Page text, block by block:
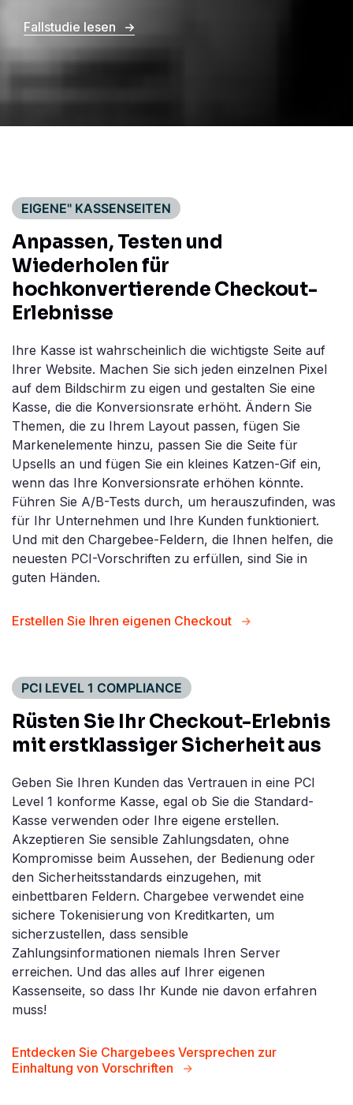
Fallstudie lesen
EIGENE" KASSENSEITEN
Anpassen, Testen und
Wiederholen für
hochkonvertierende Checkout-
Erlebnisse
Ihre Kasse ist wahrscheinlich die wichtigste Seite auf
Ihrer Website. Machen Sie sich jeden einzelnen Pixel
auf dem Bildschirm zu eigen und gestalten Sie eine
Kasse, die die Konversionsrate erhöht. Ändern Sie
Themen, die zu Ihrem Layout passen, fügen Sie
Markenelemente hinzu, passen Sie die Seite für
Upsells an und fügen Sie ein kleines Katzen-Gif ein,
wenn das Ihre Konversionsrate erhöhen könnte.
Führen Sie A/B-Tests durch, um herauszufinden, was
für Ihr Unternehmen und Ihre Kunden funktioniert.
Und mit den Chargebee-Feldern, die Ihnen helfen, die
neuesten PCI-Vorschriften zu erfüllen, sind Sie in
guten Händen.
Erstellen Sie Ihren eigenen Checkout
PCI LEVEL 1 COMPLIANCE
Rüsten Sie Ihr Checkout-Erlebnis
mit erstklassiger Sicherheit aus
Geben Sie Ihren Kunden das Vertrauen in eine PCI
Level 1 konforme Kasse, egal ob Sie die Standard-
Kasse verwenden oder Ihre eigene erstellen.
Akzeptieren Sie sensible Zahlungsdaten, ohne
Kompromisse beim Aussehen, der Bedienung oder
den Sicherheitsstandards einzugehen, mit
einbettbaren Feldern. Chargebee verwendet eine
sichere Tokenisierung von Kreditkarten, um
sicherzustellen, dass sensible
Zahlungsinformationen niemals Ihren Server
erreichen. Und das alles auf Ihrer eigenen
Kassenseite, so dass Ihr Kunde nie davon erfahren
muss!
Entdecken Sie Chargebees Versprechen zur
Einhaltung von Vorschriften